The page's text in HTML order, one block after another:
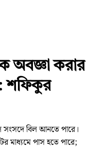
অবজ্ঞা করার
শফিকুর
সংসদে বিল আনতে পারে।
মাধ্যমে পাস হতে পারে;